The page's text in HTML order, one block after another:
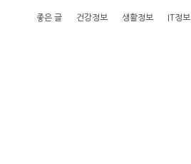
좋은 글 건강정보 생활정보 IT정보